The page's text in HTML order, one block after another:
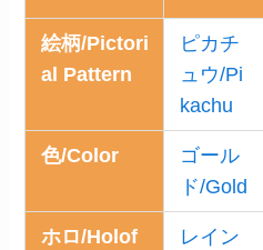
絵柄/Pictori
al Pattern
ピカチ
ュウ/Pi
kachu
色/Color
ゴール
ド/Gold
ホロ/Holof
レイン